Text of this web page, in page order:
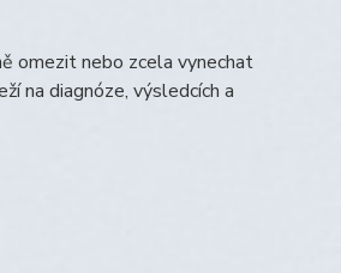
omezit nebo zcela vynechat
na diagnóze, výsledcích a